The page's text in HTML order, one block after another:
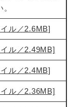
ル／2.6MB]
ル／2.49MB]
ル／2.4MB]
ル／2.36MB]